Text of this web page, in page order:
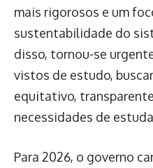
mais rigorosos e um
sustentabilidade do
disso, tornou-se
vistos de estudo,
equitativo,
necessidades de
Para 2026, o governo